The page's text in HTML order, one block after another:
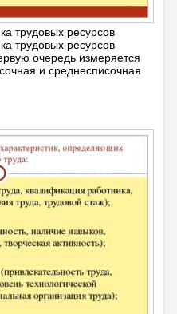
трудовых ресурсов
трудовых ресурсов
очередь измеряется
и среднесписочная